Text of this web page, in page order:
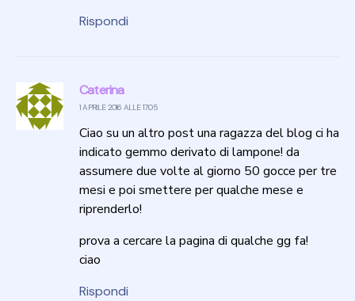
Rispondi
Caterina
1 APRILE 2016 ALLE 17:05
Ciao su un altro post una ragazza del blog ci ha
indicato gemmo derivato di lampone! da
assumere due volte al giorno 50 gocce per tre
mesi e poi smettere per qualche mese e
riprenderlo!
prova a cercare la pagina di qualche gg fa!
ciao
Rispondi